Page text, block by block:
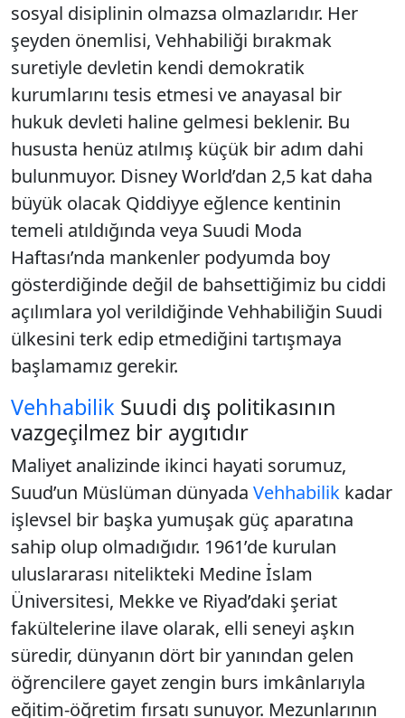
sosyal disiplinin olmazsa olmazlarıdır. Her
şeyden önemlisi, Vehhabiliği bırakmak
suretiyle devletin kendi demokratik
kurumlarını tesis etmesi ve anayasal bir
hukuk devleti haline gelmesi beklenir. Bu
hususta henüz atılmış küçük bir adım dahi
bulunmuyor. Disney World’dan 2,5 kat daha
büyük olacak Qiddiyye eğlence kentinin
temeli atıldığında veya Suudi Moda
Haftası’nda mankenler podyumda boy
gösterdiğinde değil de bahsettiğimiz bu ciddi
açılımlara yol verildiğinde Vehhabiliğin Suudi
ülkesini terk edip etmediğini tartışmaya
başlamamız gerekir.
Vehhabilik Suudi dış politikasının
vazgeçilmez bir aygıtıdır
Maliyet analizinde ikinci hayati sorumuz,
Suud’un Müslüman dünyada Vehhabilik kadar
işlevsel bir başka yumuşak güç aparatına
sahip olup olmadığıdır. 1961’de kurulan
uluslararası nitelikteki Medine İslam
Üniversitesi, Mekke ve Riyad’daki şeriat
fakültelerine ilave olarak, elli seneyi aşkın
süredir, dünyanın dört bir yanından gelen
öğrencilere gayet zengin burs imkânlarıyla
eğitim-öğretim fırsatı sunuyor. Mezunlarının